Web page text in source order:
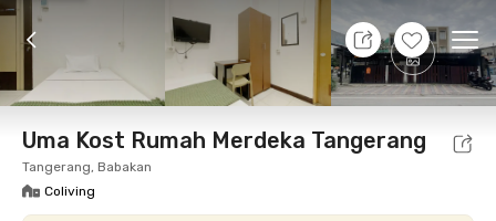
+4
9 Agt 26 - Belum tahu
Foto Fasilitas bersama Promo cUma-cUma
Uma Kost Rumah Merdeka Tangerang
Tangerang, Babakan
Coliving